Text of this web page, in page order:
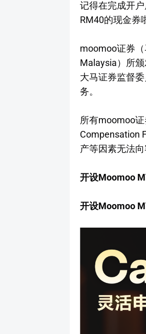
记得在完成开
RM40的现金券
moomoo证券
Malaysia）所
大马证券监督
务。
所有moomoo
Compensation
产等因素无法
开设Moomoo
开设Moomoo